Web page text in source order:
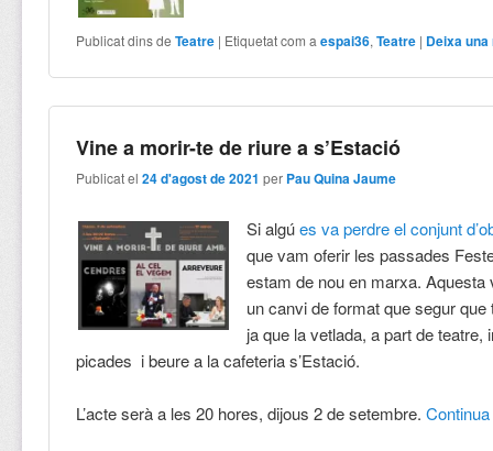
Publicat dins de Teatre | Etiquetat com a espai36,Teatre | Deixa
Vine a morir-te de riure a s’Estació
Publicat el24 d'agost de 2021 per Pau Quina Jaume
Si algúes va perdre el conjunt
que vam oferir les passades
estam de nou en marxa. Aquesta
un canvi de format que segur
ja que la vetlada, a part de teatre,
picades i beure a la cafeteria s’Estació.
L’acte serà a les 20 hores, dijous 2 de setembre.